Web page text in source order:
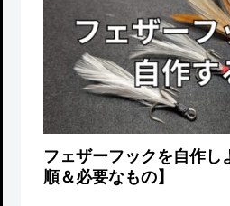
フェザーフックを自作し
順＆必要なもの】